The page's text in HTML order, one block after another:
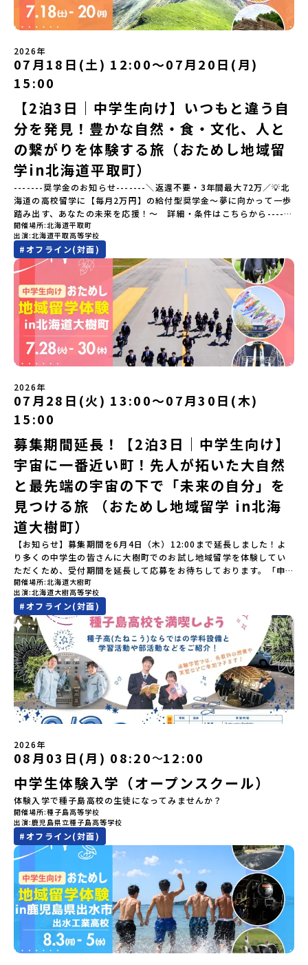
説明会はこちらから（順次公開予定）【5/7(木)】北海道平取町
【5/8(金)】熊本県芦北町▼おためし地域留学の情報▼おためし地域
体験」のプログラム開催情報を公式LINEにて配信中！ぜひご登録く
ださい♪気になることや不安な点は、LINEから気軽にご相談くださ
い。👉 【LINE登録はこちら】
のづくりが、この町の文化として今も受け継がれています。世界で
も知られる「有田焼」は、この窯業の中から生まれました。長い歴
史の中で積み重ねられてきた技術や工夫、そして“つくる人の想
い”が、この町には残っています。また、文化施設が「日本遺産」や
「日本の20世紀遺産」に認定されるなど日本を代表する伝統工芸の
町です。さらに、有田町には「日本の棚田百選」に選ばれた「岳の
棚田（たなだ）」や「名水百選」や「水源の森百選」に選ばれた
「竜門峡（りゅうもんきょう）」など、思わず立ち止まりたくなる
ような自然も広がり、歴史・文化・自然が重なり合う、“本物”に出
会える場所です。そんな歴史・文化が豊かな佐賀県有田町で実際に
町を歩きながら学ぶフィールドワークをしたり、有田焼づくりに関
わる職人、町で暮らすプロデザイナー、地元の高校で学ぶ生徒など
と交流しながら「伝統的なものづくり」や「未来のデザイン」を一
緒に探求できます。ただ体験するだけじゃなくて、 “どうしてこの形
なんだろう？” “自分だったらどんなデザインにする？” そんなふう
に考える時間も、このプログラムの大切なポイントです。ここで出
会う人や体験が、自分の「好き」や「未来」につながるかもしれま
せん。この町でしかできない、ちょっと特別な体験を、ぜひ楽しん
でみませんか？体験のおすすめポイント体験プログラム内容（予
定）＜１日目＞（PM）「オリエンテーション・自己紹介ワーク」
「有田工業高校見学」 -陶芸技術をまなぶ！「セラミック科」のま
なび場を体験 -デザインセンスをまなぶ！「デザイン科」のまなび
場を体験「フィールドワーク」 -有田の歴史ある名所巡り -有田
の歴史的な町並みを体感する「有田焼絵付けアクティビティ」 -職
人さんからまなぶ！有田焼伝統の「絵付け」体験ワークショップ
（協力：clay studio）「みんなで楽しもう！BBQ」 -BBQづく
り -仲間や地元の高校生、町の大人たちと交流・対話＜２日目＞
（AM）「1日目の振り返り」「ワークショップ」 -ゲスト講師によ
（PM）「ランチ/お土産タイム」解散※天候の状況や参加人数によ
ってプログラムを変更する場合がございます。参加概要【開催場
所】佐賀県 有田町（ありたちょう）【実施日程】7月4日（土）〜7
月5日（日）※参加が確定した方には6月5日（金） 18:30～20:00に
「参加者向け事前オンライン研修」をご案内する予定です。必ず参
加をお願いします。【集合場所・時間】7月4日(土) 12：00 JR有田
駅※12：00までにJR有田駅に到着する便で手配ください。【解散場
所・時間】7月5日(日) 13：00頃 JR有田駅【対象】中学2年生、中
学3年生【宿泊先】ありこや（佐賀県西松浦郡有田町）※地域みらい
留学生が活用している宿泊施設（シェアハウス）です。※1室1名で
宿泊いただく予定です。 【旅行代金】無料※旅行代金に含まれる費
用のうち、以下の内容が無料となります：・宿泊費（1泊分）・プロ
グラム内のアクティビティ・体験費用・一部の食事代*以下の費用は
参加者のご負担となります・集合場所までの往復交通費・お土産代
や自由時間の個人飲食費などの個人的費用【募集人数】最大5名（お
申し込み多数の場合は抽選の上決定）【参加者決定】お申し込み多
数の場合は、締め切り後1週間を目途に当落結果をご連絡いたしま
す。【申し込み受付期間】5月7日(木)12：00 から 5月21日(木)
12：00まで疑問も不安もワクワクに変える！「おためし地域留学」
ステップアップ説明会プログラムの内容を詳しく知りたい方や、お
申し込みを迷われている方向けにZoomでのオンライン配信を行い
ます。知りたい情報のレベルに合わせて、以下の2つのステップをご
活用ください。【STEP 1】全体オンライン説明会〜まずは「おため
し地域留学」を知りたい方へ〜日本全国20以上の地域から選んで参
加できる「おためし地域留学」の全体像や魅力について、説明会を
開催しました。中学生一人での参加にあたり、保護者様が特に気に
なる「安全面」や「事務局のサポート体制」についても詳しく解説
しています。ぜひ、ご自宅からお気軽にご視聴ください。▶︎ [アーカ
イブ動画を視聴する]YouTube：
https://youtu.be/Yt8nd04aNgA?
si=e5erbspvwz5O8_uF【STEP 2】有田町プログラム説明会〜
「有田町」の内容を具体的に深掘りしたい方へ〜全体説明を聞いた
うえで、「有田町では具体的に何をするの？」「どんな町なの？」
という疑問にお答えする説明会です。有田町ならではの豊かな文化
や、2泊3日のプログラムの中身をたっぷりとお伝えします。日
時： 5月11日(月) 19：00〜19：40内 容： 有田町ってどんなとこ
ろ？、プログラム詳細解説、質疑応答お申し込み：https://c-
mirai.jp/events/068058お気軽にどうぞ！「はじめての一人旅だ
けど大丈夫？」「どんな体験ができるの？」そんな保護者様の不安
や、中学生のみなさんの素朴な疑問にスタッフが直接お答えしま
す。チャットでの質問も可能ですので、ぜひご自宅からリラックス
してご参加ください。▼お申し込み前に必ずご確認ください・参加
規約への同意プログラムへの参加申し込みいただく前に、「お申し
込みに関する各規約」への同意が必須となります。ご確認くださ
2026年
07月18日(土) 12:00〜07月20日(月)
15:00
【2泊3日｜中学生向け】いつもと違う自
分を発見！豊かな自然・食・文化、人と
の繋がりを体験する旅（おためし地域留
学in北海道平取町）
-------奨学金のお知らせ-------＼返還不要・3年間最大72万／💡北
海道の高校留学に【毎月2万円】の給付型奨学金～夢に向かって一歩
踏み出す、あなたの未来を応援！～ 詳細・条件はこちらから------
---------------------------＜体験費・宿泊費が無料＞累計3,000万
部以上販売された大人気マンガ「ゴールデンカムイ」の実写版映画
に登場する町！北海道の「アイヌ文化継承の地」で自然や食を体験
してみませんか？「地元以外の地域の暮らしが気になる。いつか留
学してみたい！」「アイヌ文化の歴史や、マンガに登場する世界を
自分の手で探求したい！」「自然が好きでもっと触れてあそびた
い！」そんな中学生のみなさんにおすすめ！「おためし地域留学体
験」は、日本全国約200の高校と連携し、地域の枠を超えて学校生活
を送る「地域みらい留学」をプチ体験できるプログラムです。はじ
めてのひとり旅でも安心！現地でもスタッフがしっかりとサポート
いたします。今回のフィールドは「北海道平取町（びらとりちょ
う）」北海道の南に位置する平取町（びらとりちょう）。壮大な自
然と「アイヌ文化」が継承されている町として広く知られていま
す。町名の「平取（びらとり）」は、アイヌ語「ピラ・ウトゥル」
（崖の間を意味）という言葉から名付けられました。見上げるほど
大きな山々が連なる「幌尻岳（ぽろしりだけ）」の景色は絶景！日
本一の広さを誇る「すずらん」が咲く花畑や、和牛がのんびりと過
ごす放牧地。日本一の清流に選ばれたこともある、ヤマメやニジマ
スが泳ぐ「沙流川（さるがわ）」。他の地域では見ることのできな
い圧倒的スケールの自然を味わうことができます。さらに、源義経
（みなもとのよしつね）とも縁が深いとされている地域で、義経を
祀った神社や公園などが存在し、アイヌ民族と日本の歴史を交差す
る瞬間を肌で体感できる町です。北の大地で育まれた「アイヌ文
化」とは？「アイヌ」の文化は北海道を中心とした北部周辺で、先
住民族である「アイヌ民族」によって大切に育まれてきた文化で
す。日本語とは異なる響きを持つ「アイヌ語」や、自然界のあらゆ
る物に「魂」が宿ると考える「精神文化」、祭りや家庭での行事な
どに踊られる「古式舞踊」、独特の文様による刺繍（ししゅう）、
木彫り等の工芸など、ユニークな文化が存在します。アイヌ文化で
は、人間のまわりに存在する生き物や自然のチカラ、暮らしの道具
のうち、人間にとって大切な役割を持っているものを「カムイ」と
呼んでいます。いつも自分たちを見守ってくれているもの、例え
ば、身近な動植物や、暮らしに欠かせない火、水、風、そして雄大
な山や川などもすべて「カムイ」です。この文化と精神性をテーマ
にした大人気マンガ「ゴールデンカムイ」は、累計3000万部以上販
売され、2026年3月に映画の続編も公開されるなど注目を集めてい
ます。今回は、平取町の中でもアイヌ文化に触れることのできる
「二風谷（にぶたに）コタン」へ出発！アイヌの家や暮らし、食な
どを体感することができます。ぜひ現地で味わってみてください
生との特別な交流この旅の大きな魅力は、地元の「平取高校」の先
輩たちと過ごす時間です。 ただ校舎を眺める見学ではありません。
高校生が自ら企画したアクティビティを通じて、年の近い先輩たち
と本音で交流することができます。魅力的な大人たちと対話をしな
がら町の歴史や「生き方」を学ぶことができ、大充実の2泊3日にな
ること間違いなし！そんなユニークな魅力がたっぷりつまった北海
道平取町へ、人生の可能性をひらく特別な旅に出発しませんか？体
験のおすすめポイント体験プログラム内容（予定）＜1日目＞
（PM）「オリエンテーション・自己紹介ワーク」「高校生企画①-
遊び編-」 -平取高校生と仲を深める「びらとりの歴史・文化を知
る！アイヌ文化フィールドワーク」 -アイヌ文化博物館でアイヌ文
化を理解する -アイヌ伝統文化を感じるアクティビティ「1日を振
り返るーみんなで体験シェア」＜2日目＞（AM）「平取高校見学・
寮見学」 -平取高校の特徴を知る学校体験 -在校生との対話「高
校生企画②-町の紹介編-」 -ビンゴをしながら町を知ろう！（PM）
「自然と農を感じる！農業アクティビティ」 -平取特産の「びらと
開催場所 北海道平取町
出演 北海道平取高等学校
#オフライン(対面)
2026年
07月28日(火) 13:00〜07月30日(木)
15:00
募集期間延長！【2泊3日｜中学生向け】
宇宙に一番近い町！先人が拓いた大自然
と最先端の宇宙の下で「未来の自分」を
見つける旅 （おためし地域留学 in北海
道大樹町）
【お知らせ】募集期間を6月4日（木）12:00まで延長しました！よ
り多くの中学生の皆さんに大樹町でのお試し地域留学を体験してい
ただくため、受付期間を延長して応募をお待ちしております。「申
し込みのタイミングを逃してしまった」という方も、この機会にぜ
ひ一歩踏み出してみませんか？※都合により締め切りを早める場合
がございます。お早目にご応募ください！-------------------------
-------------------＼返還不要・3年間最大72万／💡北海道の高校留
学に【毎月2万円】の給付型奨学金～夢に向かって一歩踏み出す、あ
なたの未来を応援！～ 詳細・条件はこちらから------------------
--------------------------ーーーーーーーーーーーーーーーーーー
ーーーーーーーーーーーーーー＜体験費・宿泊費が無料！＞民間ロ
ケットの打ち上げ成功で話題になった町！ 北海道の「宇宙版シリコ
ンバレー」を目指す大樹町で、最先端テクノロジーとどこまでも続
く大自然を肌で感じてみませんか？「地元以外の地域の暮らしが気
になる。いつか留学してみたい！」「自分の進学や将来の可能性を
もっとひらきたい！ 」「自然が好きでもっと触れてあそびたい！」
そんな中学生のみなさんにおすすめ！「おためし地域留学体験」
は、日本全国約200の高校と連携し、地域の枠を超えて学校生活を送
る「地域みらい留学」をプチ体験できるプログラムです。はじめて
のひとり旅でも安心！現地でもスタッフがしっかりとサポートいた
します。今回のフィールドは「北海道 大樹町（たいきちょう）」北
海道の東部、十勝の南部に位置する大樹町（たいきちょう）。西に
日高山脈（ひだかさんみゃく）が連なり、東は太平洋に面した自然
豊かな町です。酪農を主体とした農業や漁業、林業が盛んであると
同時に、「宇宙に一番近い町」として航空宇宙産業の誘致を進める
ユニークな顔を持っています 。見上げるほど大きな山々が連なる
「日高山脈（ひだかさんみゃく）」の絶景！牛たちがのんびりと過
ごす放牧地や、海が見える珍しい温泉。日本一の清流に選ばれたこ
ともある「歴舟川（れきふねがわ）」。 他の地域では見ることので
きない圧倒的スケールの自然と、新しい産業が交差する瞬間を肌で
体感できる町です。北の大地で脈々と受け継がれる 「フロンティア
スピリッツ」を体感！ 「フロンティアスピリッツ（開拓者精神）」
開催場所 北海道大樹町
出演 北海道大樹高等学校
#オフライン(対面)
2026年
08月03日(月) 08:20〜12:00
中学生体験入学（オープンスクール）
体験入学で種子島高校の生徒になってみませんか？
開催場所 種子島高等学校
出演 鹿児島県立種子島高等学校
#オフライン(対面)